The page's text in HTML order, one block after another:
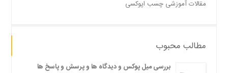
مقالات آموزشی چسب اپوکسی
مطالب محبوب
بررسی میل پوکس و دیدگاه ها و پرسش و پاسخ ها